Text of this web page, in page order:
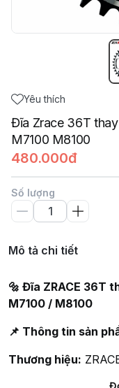
Yêu thích
Đĩa Zrace 36T
M7100 M8100
480.000đ
Số lượng
Mô tả chi tiết
🔩 Đĩa ZRACE 36T
M7100 / M8100
📌 Thông tin sản
Thương hiệu: